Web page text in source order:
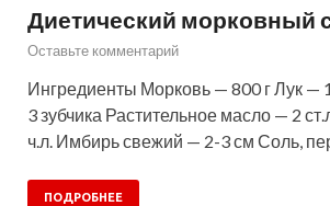
Диетический морковный
Оставьте комментарий
Ингредиенты Морковь — 800 г Лук —
3 зубчика Растительное масло — 2
ч.л. Имбирь свежий — 2-3 см Соль,
ПОДРОБНЕЕ